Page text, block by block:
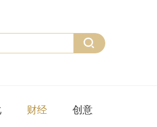
财经 创意